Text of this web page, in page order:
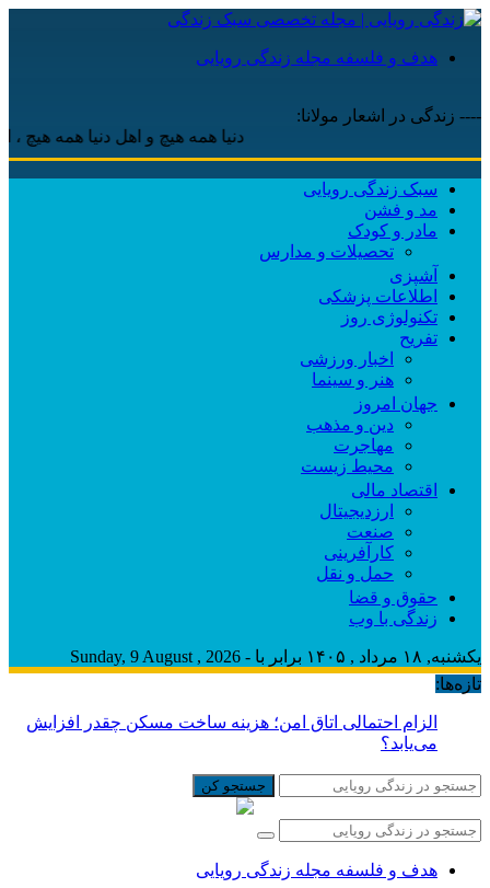
هدف و فلسفه مجله زندگی رویایی
---- زندگی در اشعار مولانا:
دنیا همه هیچ و اهل دنیا همه هیچ ،
سبک زندگی رویایی
مد و فشن
مادر و کودک
تحصیلات و مدارس
آشپزی
اطلاعات پزشکی
تکنولوژی روز
تفریح
اخبار ورزشی
هنر و سینما
جهان امروز
دین و مذهب
مهاجرت
محیط زیست
اقتصاد مالی
ارزدیجیتال
صنعت
کارآفرینی
حمل و نقل
حقوق و قضا
زندگی با وب
یکشنبه, ۱۸ مرداد , ۱۴۰۵ برابر با - Sunday, 9 August , 2026
تازه‌ها:
الزام احتمالی اتاق امن؛ هزینه ساخت مسکن چقدر افزایش
می‌یابد؟
جستجو کن
هدف و فلسفه مجله زندگی رویایی